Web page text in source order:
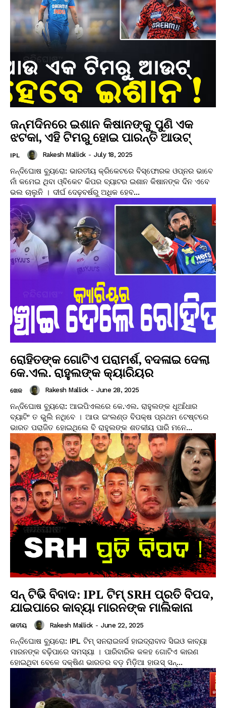
ଜନ୍ମଦିନରେ ଇଶାନ କିଷାନଙ୍କୁ ପୁଣି ଏକ
ଝଟକା, ଏହି ଟିମରୁ ହୋଇ ପାରନ୍ତି ଆଉଟ୍
IPL Rakesh Mallick - July 18, 2025
ନନ୍ଦିଘୋଷ ବ୍ୟୁରୋ: ଭାରତୀୟ କ୍ରିକେଟରେ ବିସ୍ଫୋରକ ଓପ୍ନର ଭାବେ
ନାଁ କମେଇ ଥିବା ଓ୍ବିକେଟ କିପର ବ୍ୟାଟର ଇଶାନ କିଷାନଙ୍କ ଦିନ ଏବେ
ଭଲ ଚାଲୁନି । ଦୀର୍ଘ ଦେଢ଼ବର୍ଷରୁ ଅଧିକ ହେବ...
ରୋହିତଙ୍କ ଗୋଟିଏ ପରାମର୍ଶ, ବଦଳାଇ ଦେଲା
କେ.ଏଲ. ରାହୁଲଙ୍କ କ୍ୟାରିୟର
ଖେଳ Rakesh Mallick - June 28, 2025
ନନ୍ଦିଘୋଷ ବ୍ୟୁରୋ: ଆଇପିଏଲରେ କେ.ଏଲ. ରାହୁଲଙ୍କ ଧୂଆଁଧାର
ବ୍ୟାଟିଂ ତ ଭୁଲି ନଥିବେ । ଆଉ ଇଂଲଣ୍ଡ ବିପକ୍ଷ ପ୍ରଥମ ଟେଷ୍ଟରେ
ଭାରତ ପରାଜିତ ହୋଇଥିଲେ ବି ରାହୁଲଙ୍କ ଶତକୀୟ ପାରି ମନେ...
ସନ୍ ଟିଭି ବିବାଦ: IPL ଟିମ୍ SRH ପ୍ରତି ବିପଦ,
ଯାଇପାରେ କାବ୍ୟା ମାରନଙ୍କ ମାଲିକାନା
ଜାତୀୟ Rakesh Mallick - June 22, 2025
ନନ୍ଦିଘୋଷ ବ୍ୟୁରୋ: IPL ଟିମ୍ ସନରାଇଜର୍ସ ହାଇଦ୍ରାବାଦ ସିଇଓ କାବ୍ୟା
ମାରନଙ୍କ ବଢ଼ିପାରେ ସମସ୍ୟା । ପାରିବାରିକ କଳହ ଗୋଟିଏ କାରଣ
ହୋଇଥିବା ବେଳେ ଦକ୍ଷିଣ ଭାରତର ବଡ଼ ମିଡ଼ିଆ ହାଉସ୍ ସନ୍...